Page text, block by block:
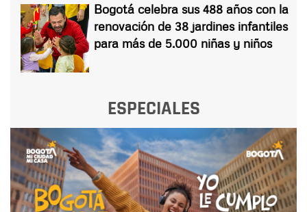
Bogotá celebra sus 488 años con la
renovación de 38 jardines infantiles
para más de 5.000 niñas y niños
ESPECIALES